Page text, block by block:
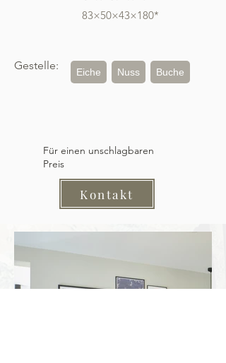
83×50×43×180*
Gestelle: Eiche Nuss Buche
Für einen unschlagbaren
Preis
Kontakt